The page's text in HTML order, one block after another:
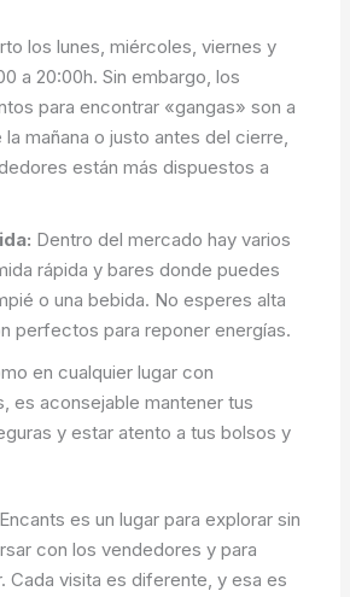
los lunes, miércoles, viernes y
a 20:00h. Sin embargo, los
para encontrar «gangas» son a
la mañana o justo antes del cierre,
están más dispuestos a
Dentro del mercado hay varios
rápida y bares donde puedes
o una bebida. No esperes alta
perfectos para reponer energías.
en cualquier lugar con
es aconsejable mantener tus
y estar atento a tus bolsos y
es un lugar para explorar sin
con los vendedores y para
Cada visita es diferente, y esa es